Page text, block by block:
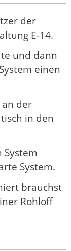
der
E-14.
und dann
einen
der
in den
System
System.
brauchst
Rohloff